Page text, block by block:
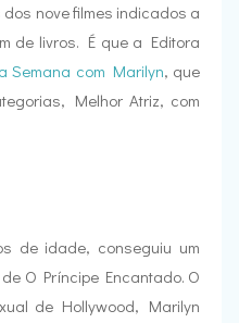
nove filmes indicados a
de livros. É que a Editora
Semana com Marilyn, que
Melhor Atriz, com
de idade, conseguiu um
O Príncipe Encantado. O
de Hollywood, Marilyn